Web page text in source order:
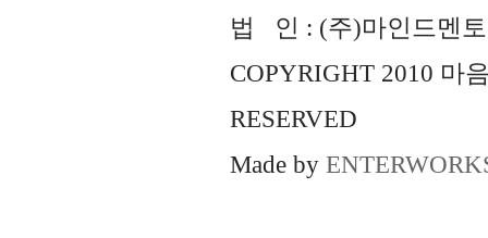
법 인 : (주)마인드멘토
COPYRIGHT 2010 마
RESERVED
Made by